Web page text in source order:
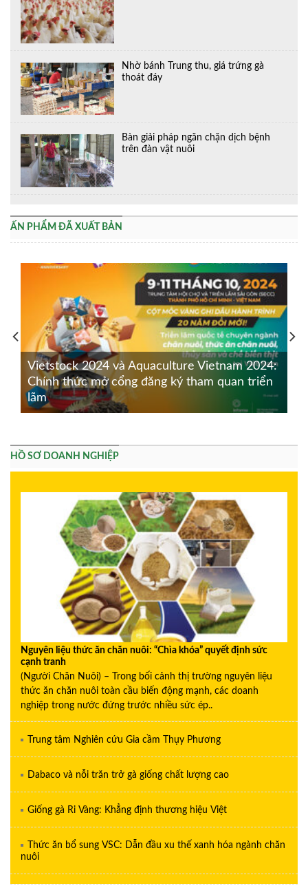
Nhờ bánh Trung thu, giá trứng gà
thoát đáy
Bàn giải pháp ngăn chặn dịch bệnh
trên đàn vật nuôi
ẤN PHẨM ĐÃ XUẤT BẢN
Vietstock 2024 và Aquaculture Vietnam 2024:
Chính thức mở cổng đăng ký tham quan triển
lãm
HỒ SƠ DOANH NGHIỆP
Nguyên liệu thức ăn chăn nuôi: “Chìa khóa” quyết định sức
cạnh tranh
(Người Chăn Nuôi) – Trong bối cảnh thị trường nguyên liệu
thức ăn chăn nuôi toàn cầu biến động mạnh, các doanh
nghiệp trong nước đứng trước nhiều sức ép..
Trung tâm Nghiên cứu Gia cầm Thụy Phương
Dabaco và nỗi trăn trở gà giống chất lượng cao
Giống gà Ri Vàng: Khẳng định thương hiệu Việt
Thức ăn bổ sung VSC: Dẫn đầu xu thế xanh hóa ngành chăn
nuôi